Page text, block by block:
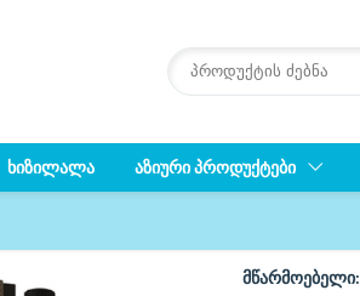
ᲮᲘᲖᲘᲚᲐᲚᲐ ᲐᲖᲘᲣᲠᲘ ᲞᲠᲝᲓᲣᲥᲢᲔᲑᲘ
მწარმოებელი: